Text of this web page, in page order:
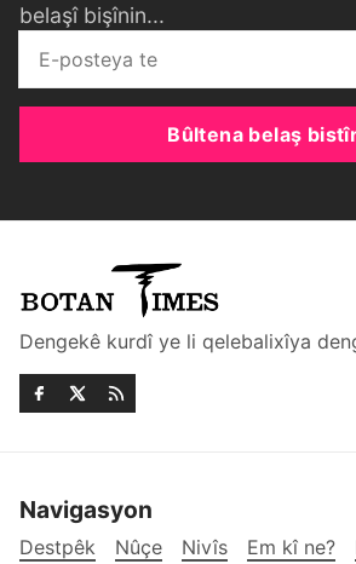
belaşî bişînin...
Bûltena belaş
Dengekê kurdî ye li qelebalixîya
Navigasyon
Destpêk Nûçe Nivîs Em kî ne?